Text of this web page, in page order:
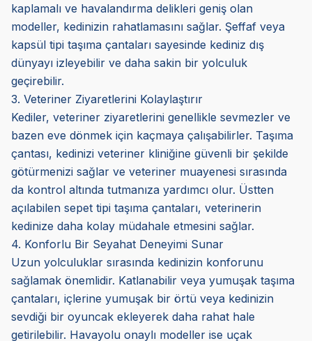
kaplamalı ve havalandırma delikleri geniş olan
modeller, kedinizin rahatlamasını sağlar. Şeffaf veya
kapsül tipi taşıma çantaları sayesinde kediniz dış
dünyayı izleyebilir ve daha sakin bir yolculuk
geçirebilir.
3. Veteriner Ziyaretlerini Kolaylaştırır
Kediler, veteriner ziyaretlerini genellikle sevmezler ve
bazen eve dönmek için kaçmaya çalışabilirler. Taşıma
çantası, kedinizi veteriner kliniğine güvenli bir şekilde
götürmenizi sağlar ve veteriner muayenesi sırasında
da kontrol altında tutmanıza yardımcı olur. Üstten
açılabilen sepet tipi taşıma çantaları, veterinerin
kedinize daha kolay müdahale etmesini sağlar.
4. Konforlu Bir Seyahat Deneyimi Sunar
Uzun yolculuklar sırasında kedinizin konforunu
sağlamak önemlidir. Katlanabilir veya yumuşak taşıma
çantaları, içlerine yumuşak bir örtü veya kedinizin
sevdiği bir oyuncak ekleyerek daha rahat hale
getirilebilir. Havayolu onaylı modeller ise uçak